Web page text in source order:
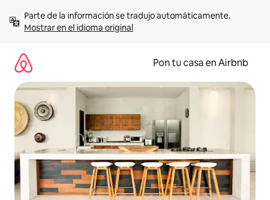
contenidoMostrar en el idioma original
Pon tu casa en Airbnb